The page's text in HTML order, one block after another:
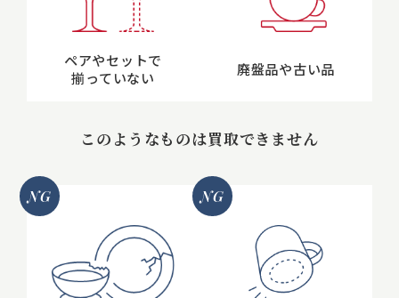
ペアやセットで
揃っていない
廃盤品や古い品
このようなものは買取できません
NG NG